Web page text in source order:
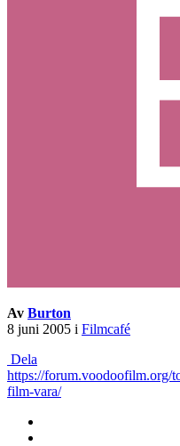
Av Burton
8 juni 2005 i Filmcafé
Dela
https://forum.voodoofilm.org/
film-vara/